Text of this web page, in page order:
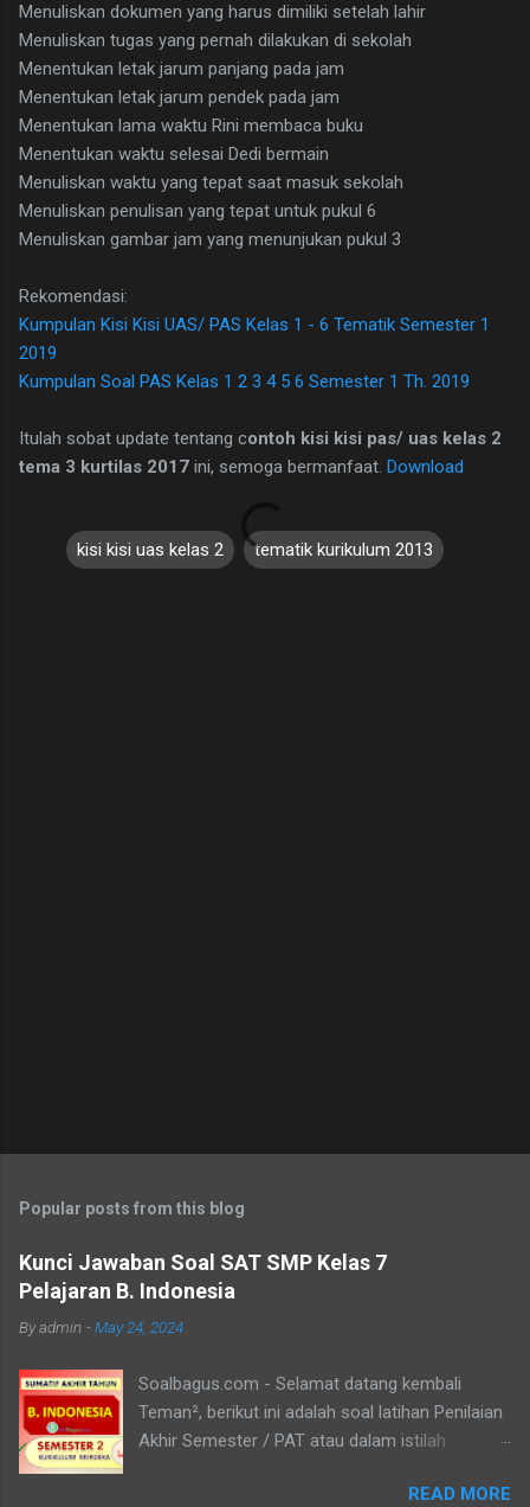
Menuliskan dokumen yang harus dimiliki setelah lahir
Menuliskan tugas yang pernah dilakukan di sekolah
Menentukan letak jarum panjang pada jam
Menentukan letak jarum pendek pada jam
Menentukan lama waktu Rini membaca buku
Menentukan waktu selesai Dedi bermain
Menuliskan waktu yang tepat saat masuk sekolah
Menuliskan penulisan yang tepat untuk pukul 6
Menuliskan gambar jam yang menunjukan pukul 3
Rekomendasi:
Kumpulan Kisi Kisi UAS/ PAS Kelas 1 - 6 Tematik Semester 1
2019
Kumpulan Soal PAS Kelas 1 2 3 4 5 6 Semester 1 Th. 2019
Itulah sobat update tentang contoh kisi kisi pas/ uas kelas 2
tema 3 kurtilas 2017 ini, semoga bermanfaat. Download
kisi kisi uas kelas 2 tematik kurikulum 2013
Popular posts from this blog
Kunci Jawaban Soal SAT SMP Kelas 7
Pelajaran B. Indonesia
Byadmin -May 24, 2024
Soalbagus.com - Selamat datang kembali
Teman², berikut ini adalah soal latihan Penilaian
Akhir Semester / PAT atau dalam istilah
/ SAT atau SAS Semester 2 untuk siswa/i kelas
READ MORE